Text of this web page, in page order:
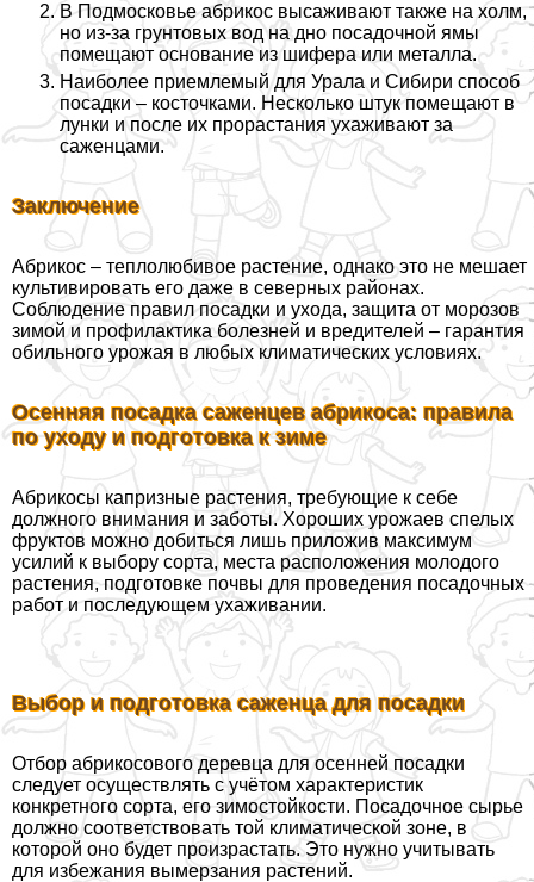
В Подмосковье абрикос высаживают также на холм,
но из-за грунтовых вод на дно посадочной ямы
помещают основание из шифера или металла.
Наиболее приемлемый для Урала и Сибири способ
посадки – косточками. Несколько штук помещают в
лунки и после их прорастания ухаживают за
саженцами.
Заключение
Абрикос – теплолюбивое растение, однако это не мешает
культивировать его даже в северных районах.
Соблюдение правил посадки и ухода, защита от морозов
зимой и профилактика болезней и вредителей – гарантия
обильного урожая в любых климатических условиях.
Осенняя посадка саженцев абрикоса: правила
по уходу и подготовка к зиме
Абрикосы капризные растения, требующие к себе
должного внимания и заботы. Хороших урожаев спелых
фруктов можно добиться лишь приложив максимум
усилий к выбору сорта, места расположения молодого
растения, подготовке почвы для проведения посадочных
работ и последующем ухаживании.
Выбор и подготовка саженца для посадки
Отбор абрикосового деревца для осенней посадки
следует осуществлять с учётом хаpaктеристик
конкретного сорта, его зимостойкости. Посадочное сырье
должно соответствовать той климатической зоне, в
которой оно будет произрастать. Это нужно учитывать
для избежания вымерзания растений.